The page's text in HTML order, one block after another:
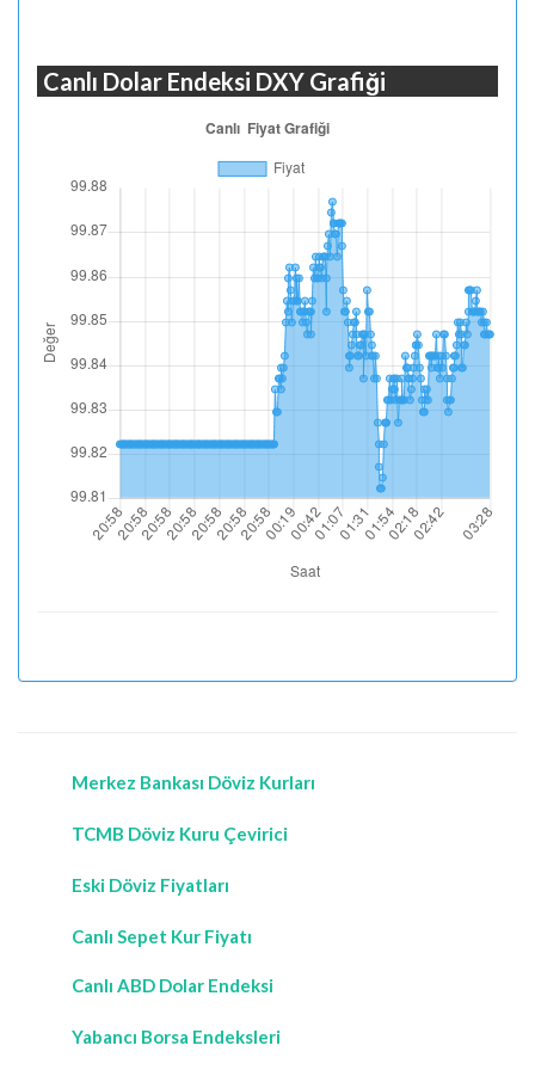
Canlı Dolar Endeksi DXY Grafiği
Merkez Bankası Döviz Kurları
TCMB Döviz Kuru Çevirici
Eski Döviz Fiyatları
Canlı Sepet Kur Fiyatı
Canlı ABD Dolar Endeksi
Yabancı Borsa Endeksleri